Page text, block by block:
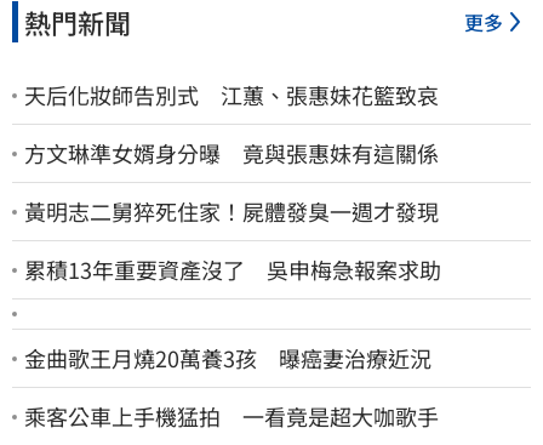
熱門新聞 更多
天后化妝師告別式 江蕙、張惠妹花籃致哀
方文琳準女婿身分曝 竟與張惠妹有這關係
黃明志二舅猝死住家！屍體發臭一週才發現
累積13年重要資產沒了 吳申梅急報案求助
金曲歌王月燒20萬養3孩 曝癌妻治療近況
乘客公車上手機猛拍 一看竟是超大咖歌手